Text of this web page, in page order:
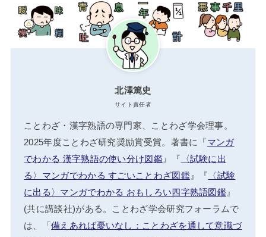
北澤篤史
サイト責任者
ことわざ・漢字熟語の専門家、ことわざ学会理事。
2025年度ことわざ研究奨励賞受賞。著書に『マンガ
でわかる 漢字熟語の使い分け図鑑』『 〈試験に出
る〉マンガでわかる すごいことわざ図鑑』『 〈試験
に出る〉マンガでわかる おもしろい四字熟語図鑑 』
(共に講談社)がある。ことわざ学会研究フォーラムで
は、「備えあれば憂いなし：ことわざを通して意識づ